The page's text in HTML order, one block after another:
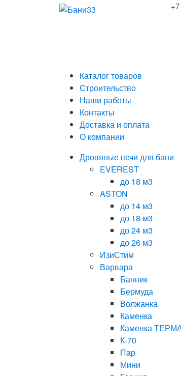
Каталог товаров
Строительство
Наши работы
Контакты
Доставка и оплата
О компании
Дровяные печи для бани
EVEREST
до 18 м3
ASTON
до 14 м3
до 18 м3
до 24 м3
до 26 м3
ИзиСтим
Варвара
Банник
Бермуда
Волжанка
Каменка
Каменка
К-70
Пар
Мини